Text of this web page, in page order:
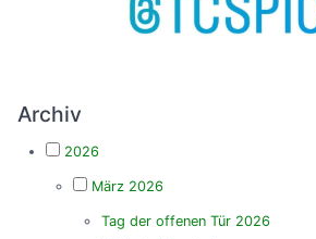
Archiv
2026
März 2026
Tag der offenen Tür 2026